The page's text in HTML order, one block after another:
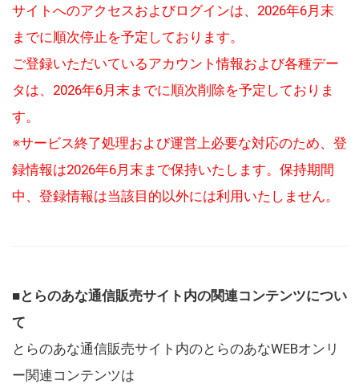
サイトへのアクセスおよびログインは、2026年6月末
までに順次停止を予定しております。
ご登録いただいているアカウント情報および各種デー
タは、2026年6月末までに順次削除を予定しておりま
す。
※サービス終了処理および運営上必要な対応のため、登
録情報は2026年6月末まで保持いたします。保持期間
中、登録情報は当該目的以外には利用いたしません。
■とらのあな通信販売サイト内の関連コンテンツについ
て
とらのあな通信販売サイト内のとらのあなWEBオンリ
ー関連コンテンツは